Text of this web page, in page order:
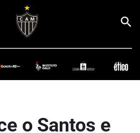
o Santos e